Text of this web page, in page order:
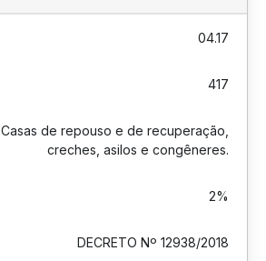
04.17
417
Casas de repouso e de recuperação,
creches, asilos e congêneres.
2%
DECRETO Nº 12938/2018